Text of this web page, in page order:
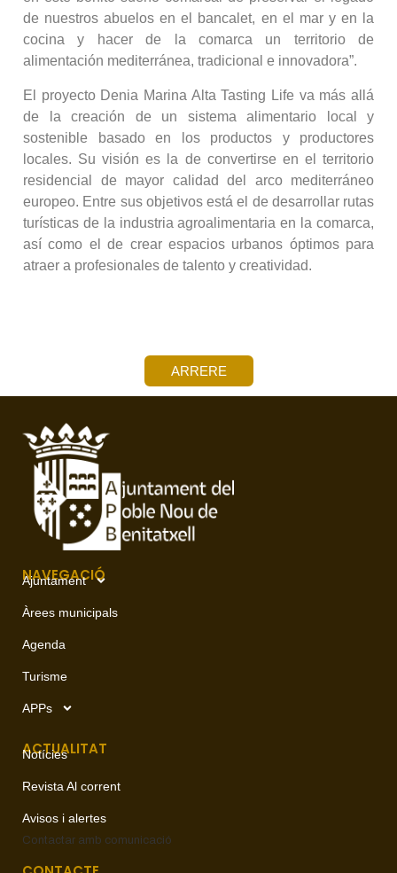
de nuestros abuelos en el bancalet, en el mar y en la
cocina y hacer de la comarca un territorio de
alimentación mediterránea, tradicional e innovadora”.
El proyecto Denia Marina Alta Tasting Life va más allá
de la creación de un sistema alimentario local y
sostenible basado en los productos y productores
locales. Su visión es la de convertirse en el territorio
residencial de mayor calidad del arco mediterráneo
europeo. Entre sus objetivos está el de desarrollar rutas
turísticas de la industria agroalimentaria en la comarca,
así como el de crear espacios urbanos óptimos para
atraer a profesionales de talento y creatividad.
ARRERE
NAVEGACIÓ
Ajuntament
Àrees municipals
Agenda
Turisme
APPs
ACTUALITAT
Notícies
Revista Al corrent
Avisos i alertes
Contactar amb comunicació